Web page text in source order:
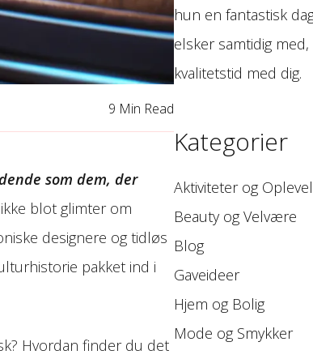
9 Min Read
som dem, der
blot glimter om
designere og tidløs
pakket ind i
Hvordan finder du det
hun en fantastisk
elsker samtidig
kvalitetstid med dig.
Kategorier
Aktiviteter og
Beauty og Velvære
Blog
Gaveideer
Hjem og Bolig
Mode og Smykker